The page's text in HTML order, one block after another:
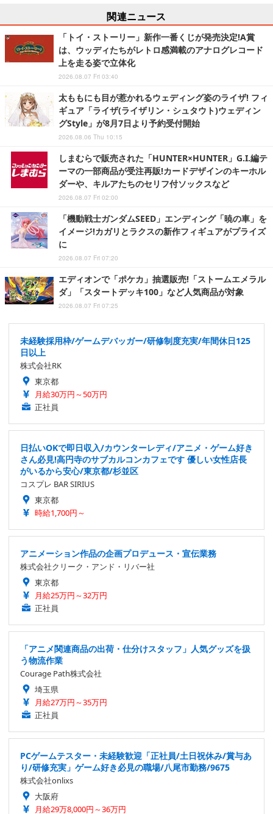
関連ニュース
「トイ・ストーリー」新作一番くじが発売決定!A賞
は、ウッディたちがレトロ感満載のアナログレコード
上を走る姿で立体化
2026.08.07 Fri 03:40
太ももにも目が惹かれるウェディング姿のライザ! フィ
ギュア「ライザ(ライザリン・シュタウト)ウェディン
グStyle」が8月7日より予約受付開始
2026.08.06 Thu 10:15
しまむらで販売された「HUNTER×HUNTER」G.I.編テ
ーマの一部商品が受注再販!カードデザインのキーホル
ダーや、キルアたちのセリフ付ソックスなど
2026.08.07 Fri 02:00
「機動戦士ガンダムSEED」エンディング「暁の車」を
イメージ!カガリとラクスの新作フィギュアがプライズ
に
2026.08.07 Fri 07:20
エディオンで「ポケカ」抽選販売!「ストームエメラル
ダ」「スタートデッキ100」など人気商品が対象
2026.08.07 Fri 07:25
未経験採用枠/ゲームデバッガー/研修制度充実/年間休日125
日以上
株式会社RK
東京都
月給30万円～50万円
正社員
日払いOKで即日収入/カウンターレディ/アニメ・ゲーム好き
さん必見!高円寺のサブカルコンカフェです 優しい女性店長
がいるから安心/東京都/杉並区
コスプレ BAR SIRIUS
東京都
時給1,700円～
アニメーション作品の企画プロデュース・宣伝業務
株式会社クリーク・アンド・リバー社
東京都
月給25万円～32万円
正社員
「アニメ関連商品の出荷・仕分けスタッフ」人気グッズを扱
う物流作業
Courage Path株式会社
埼玉県
月給27万円～35万円
正社員
PCゲームテスター・未経験歓迎「正社員/土日祝休み/賞与あ
り/研修充実」ゲーム好き必見の職場/八尾市勤務/9675
株式会社onlixs
大阪府
月給29万8,000円～36万円